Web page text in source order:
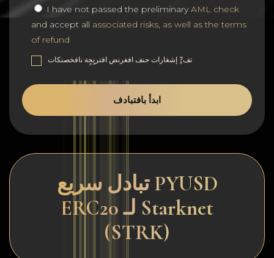
I have not passed the preliminaryAML check
and accept all associated risks, as well as the terms
of refund
تف?ٍ إشغارات حنف افغرنض افترنٍجٍة نافخصنكات
ابدأ بافتبادف
تبادل سريع PYUSD
ERC20 لـ Starknet
(STRK)